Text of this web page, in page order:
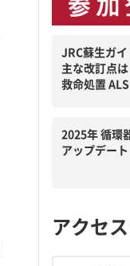
JRC蘇生ガ
主な改訂点
救命処置 ALS
2025年 循環
アップデート
アクセ